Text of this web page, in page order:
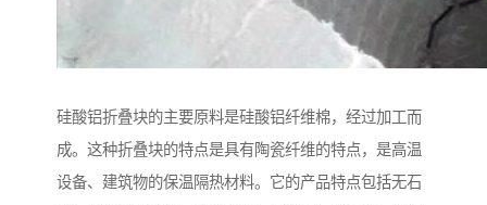
硅酸铝折叠块的主要原料是硅酸铝纤维棉，经过加工而
成。这种折叠块的特点是具有陶瓷纤维的特点，是高温
设备、建筑物的保温隔热材料。它的产品特点包括无石